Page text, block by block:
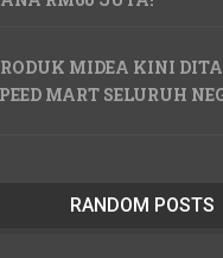
MIDEA KINI
MART SELURUH
RANDOM POSTS